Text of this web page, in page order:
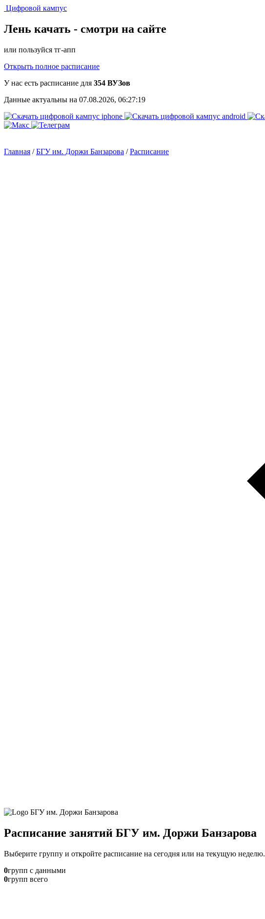
Цифровой кампус
Лень качать - смотри на сайте
или пользуйся тг-апп
Открыть полное расписание
У нас есть расписание для 354 ВУЗов
Данные актуальны на 07.08.2026, 06:27:19
Главная /БГУ им. Доржи Банзарова /Расписание
Расписание занятий БГУ им. Доржи Банзарова
Выберите группу и откройте расписание на сегодня или на текущую неделю.
0групп с данными
0групп всего